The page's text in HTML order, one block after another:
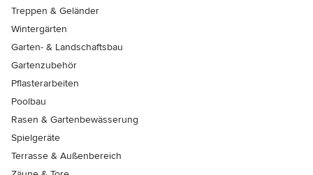
Treppen & Geländer
Wintergärten
Garten- & Landschaftsbau
Gartenzubehör
Pflasterarbeiten
Poolbau
Rasen & Gartenbewässerung
Spielgeräte
Terrasse & Außenbereich